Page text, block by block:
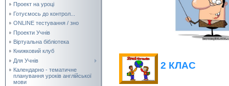
Проект на уроці
Готуємось до контрол...
ONLINE тестування / зно
Проекти Учнів
Віртуальна бібліотека
Книжковий клуб
Для Учнів
Календарно - тематичне
планування уроків англійської
мови
2 КЛАС